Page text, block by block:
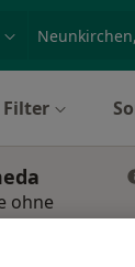
Filter
ohne